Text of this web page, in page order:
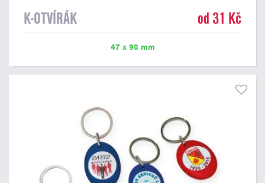
K-OTVÍRÁK od 31 Kč
47 x 98 mm